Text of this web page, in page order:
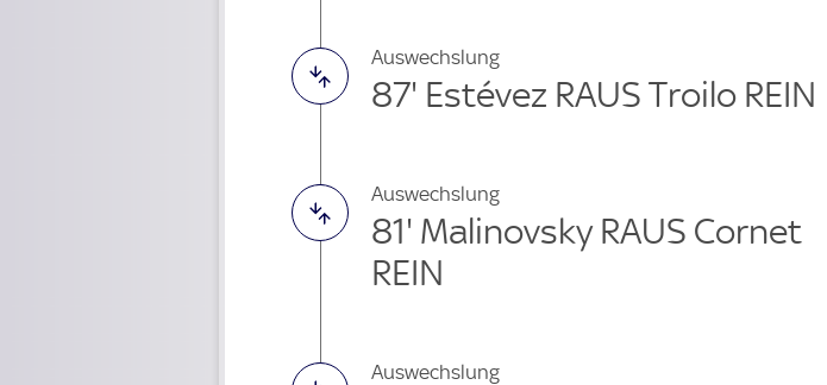
Auswechslung
87' Estévez RAUS Troilo REIN
Auswechslung
81' Malinovsky RAUS Cornet
REIN
Auswechslung